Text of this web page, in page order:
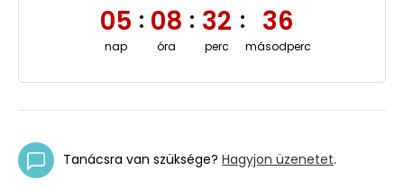
05
nap
: 08
óra
: 32
perc
: 35
másodperc
Tanácsra van szüksége? Hagyjon üzenetet.